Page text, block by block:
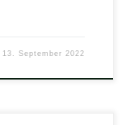
13. September 2022